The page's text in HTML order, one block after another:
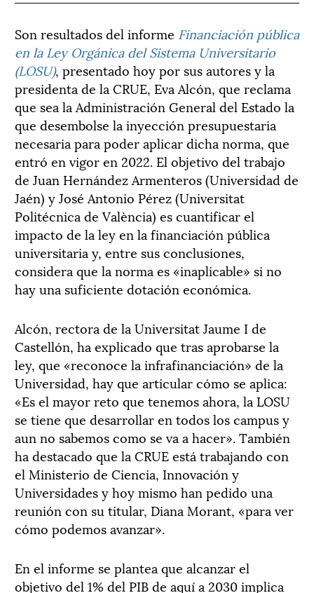
Son resultados del informe Financiación pública
en la Ley Orgánica del Sistema Universitario
(LOSU), presentado hoy por sus autores y la
presidenta de la CRUE, Eva Alcón, que reclama
que sea la Administración General del Estado la
que desembolse la inyección presupuestaria
necesaria para poder aplicar dicha norma, que
entró en vigor en 2022. El objetivo del trabajo
de Juan Hernández Armenteros (Universidad de
Jaén) y José Antonio Pérez (Universitat
Politécnica de València) es cuantificar el
impacto de la ley en la financiación pública
universitaria y, entre sus conclusiones,
considera que la norma es «inaplicable» si no
hay una suficiente dotación económica.
Alcón, rectora de la Universitat Jaume I de
Castellón, ha explicado que tras aprobarse la
ley, que «reconoce la infrafinanciación» de la
Universidad, hay que articular cómo se aplica:
«Es el mayor reto que tenemos ahora, la LOSU
se tiene que desarrollar en todos los campus y
aun no sabemos como se va a hacer». También
ha destacado que la CRUE está trabajando con
el Ministerio de Ciencia, Innovación y
Universidades y hoy mismo han pedido una
reunión con su titular, Diana Morant, «para ver
cómo podemos avanzar».
En el informe se plantea que alcanzar el
objetivo del 1% del PIB de aquí a 2030 implica